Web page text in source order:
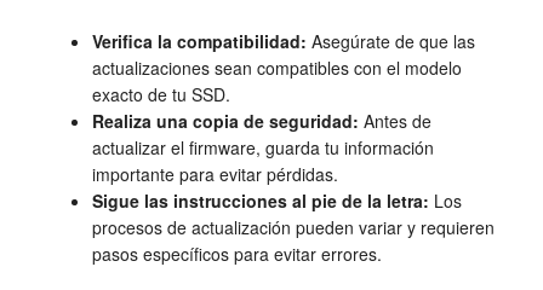
Verifica la compatibilidad: Asegúrate de que las
actualizaciones sean compatibles con el modelo
exacto de tu SSD.
Realiza una copia de seguridad: Antes de
actualizar el firmware, guarda tu información
importante para evitar pérdidas.
Sigue las instrucciones al pie de la letra: Los
procesos de actualización pueden variar y requieren
pasos específicos para evitar errores.